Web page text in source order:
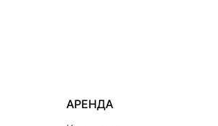
АРЕНДА